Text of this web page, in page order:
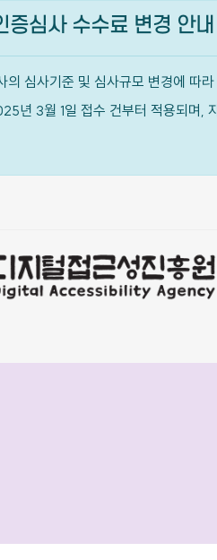
증심사 수수료 변경 안내
의 심사기준 및 심사규모 변경에 따
년 3월 1일 접수 건부터 적용되며,